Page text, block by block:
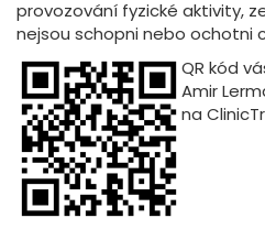
provozování fyzické aktivity,
nejsou schopni nebo ochotni
QR kód
Amir
na